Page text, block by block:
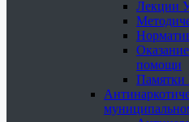
Лекции
помощи